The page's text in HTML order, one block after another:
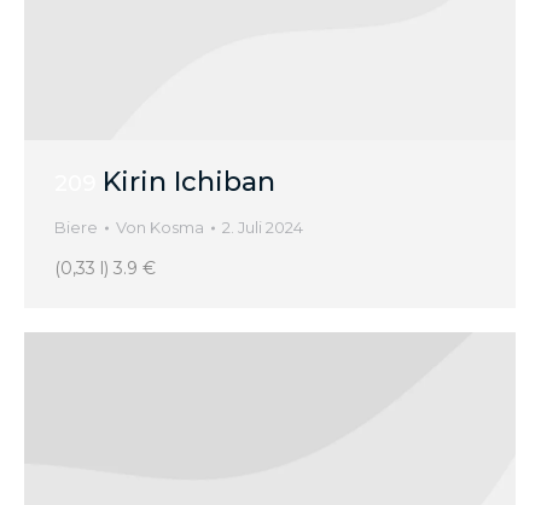
Kirin Ichiban
Biere Von Kosma 2. Juli 2024
(0,33 l) 3.9 €